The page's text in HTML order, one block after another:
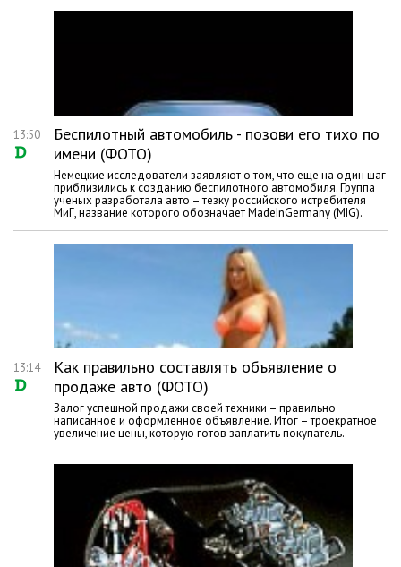
13:50
Беспилотный автомобиль - позови его тихо по
имени (ФОТО)
Немецкие исследователи заявляют о том, что еще на один шаг
приблизились к созданию беспилотного автомобиля. Группа
ученых разработала авто – тезку российского истребителя
МиГ, название которого обозначает MadeInGermany (MIG).
13:14
Как правильно составлять объявление о
продаже авто (ФОТО)
Залог успешной продажи своей техники – правильно
написанное и оформленное объявление. Итог – троекратное
увеличение цены, которую готов заплатить покупатель.